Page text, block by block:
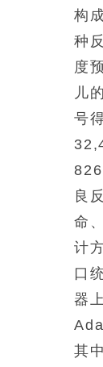
构
种
度
儿
号
良
命
计
口
器
其